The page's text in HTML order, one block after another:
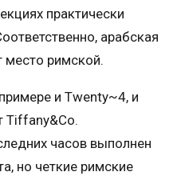
практически
арабская
место римской.
и Twenty~4, и
Tiffany&Co.
часов выполнен
но четкие римские